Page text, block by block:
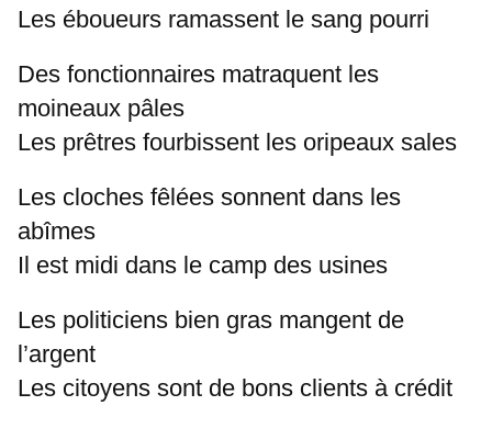
Les éboueurs ramassent le sang pourri
Des fonctionnaires matraquent les
moineaux pâles
Les prêtres fourbissent les oripeaux sales
Les cloches fêlées sonnent dans les
abîmes
Il est midi dans le camp des usines
Les politiciens bien gras mangent de
l’argent
Les citoyens sont de bons clients à crédit